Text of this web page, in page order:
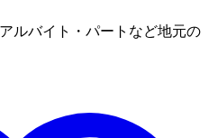
ルバイト・パートなど地元の